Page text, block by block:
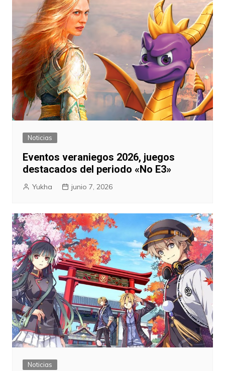
Noticias
Eventos veraniegos 2026, juegos
destacados del periodo «No E3»
Yukha junio 7, 2026
Noticias